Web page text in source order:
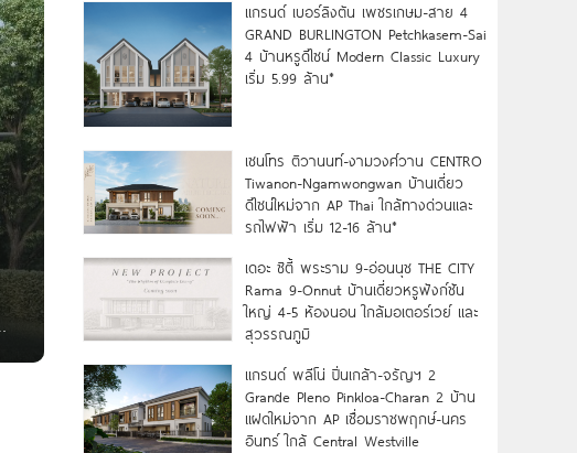
แกรนด์ เบอร์ลิงตัน เพชรเกษม-สาย 4
GRAND BURLINGTON Petchkasem-Sai
4 บ้านหรูดีไซน์ Modern Classic Luxury
เริ่ม 5.99 ล้าน*
เซนโทร ติวานนท์-งามวงศ์วาน CENTRO
Tiwanon-Ngamwongwan บ้านเดี่ยว
ดีไซน์ใหม่จาก AP Thai ใกล้ทางด่วนและ
รถไฟฟ้า เริ่ม 12-16 ล้าน*
เดอะ ซิตี้ พระราม 9-อ่อนนุช THE CITY
Rama 9-Onnut บ้านเดี่ยวหรูฟังก์ชัน
ใหญ่ 4-5 ห้องนอน ใกล้มอเตอร์เวย์ และ
สุวรรณภูมิ
แกรนด์ พลีโน่ ปิ่นเกล้า-จรัญฯ 2
Grande Pleno Pinkloa-Charan 2 บ้าน
แฝดใหม่จาก AP เชื่อมราชพฤกษ์-นคร
อินทร์ ใกล้ Central Westville